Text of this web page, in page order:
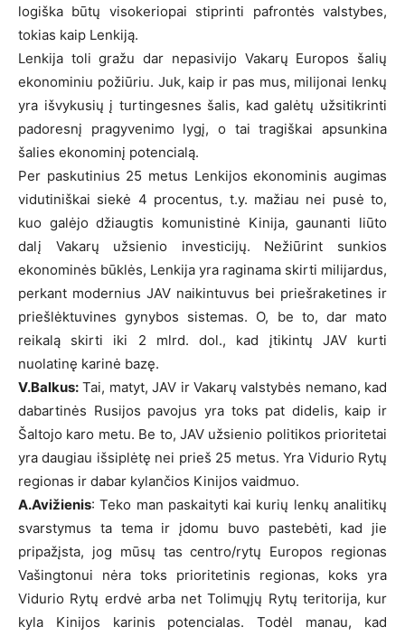
logiška būtų visokeriopai stiprinti pafrontės valstybes,
tokias kaip Lenkiją.
Lenkija toli gražu dar nepasivijo Vakarų Europos šalių
ekonominiu požiūriu. Juk, kaip ir pas mus, milijonai lenkų
yra išvykusių į turtingesnes šalis, kad galėtų užsitikrinti
padoresnį pragyvenimo lygį, o tai tragiškai apsunkina
šalies ekonominį potencialą.
Per paskutinius 25 metus Lenkijos ekonominis augimas
vidutiniškai siekė 4 procentus, t.y. mažiau nei pusė to,
kuo galėjo džiaugtis komunistinė Kinija, gaunanti liūto
dalį Vakarų užsienio investicijų. Nežiūrint sunkios
ekonominės būklės, Lenkija yra raginama skirti milijardus,
perkant modernius JAV naikintuvus bei priešraketines ir
priešlėktuvines gynybos sistemas. O, be to, dar mato
reikalą skirti iki 2 mlrd. dol., kad įtikintų JAV kurti
nuolatinę karinė bazę.
V.Balkus: Tai, matyt, JAV ir Vakarų valstybės nemano, kad
dabartinės Rusijos pavojus yra toks pat didelis, kaip ir
Šaltojo karo metu. Be to, JAV užsienio politikos prioritetai
yra daugiau išsiplėtę nei prieš 25 metus. Yra Vidurio Rytų
regionas ir dabar kylančios Kinijos vaidmuo.
A.Avižienis: Teko man paskaityti kai kurių lenkų analitikų
svarstymus ta tema ir įdomu buvo pastebėti, kad jie
pripažįsta, jog mūsų tas centro/rytų Europos regionas
Vašingtonui nėra toks prioritetinis regionas, koks yra
Vidurio Rytų erdvė arba net Tolimųjų Rytų teritorija, kur
kyla Kinijos karinis potencialas. Todėl manau, kad